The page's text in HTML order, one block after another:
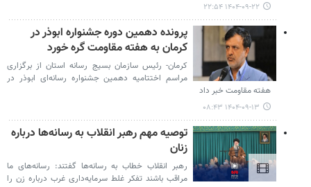
۱۴۰۴-۰۹-۲۲ ۲۲:۵۴
پرونده دهمین دوره جشنواره ابوذر در
کرمان به هفته مقاومت گره خورد
کرمان- رئیس سازمان بسیج رسانه استان از برگزاری
مراسم اختتامیه دهمین جشنواره رسانه‌ای ابوذر در
هفته مقاومت خبر داد
۱۴۰۴-۰۹-۱۳ ۰۸:۴۳
توصیه مهم رهبر انقلاب به رسانه‌ها درباره
زنان
رهبر انقلاب خطاب به رسانه‌ها گفتند: رسانه‌های ما
مراقب باشند تفکر غلط سرمایه‌داری غرب درباره زن را